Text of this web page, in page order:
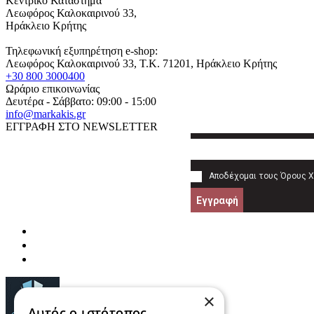
Λεωφόρος Καλοκαιρινού 33,
Ηράκλειο Κρήτης
Τηλεφωνική εξυπηρέτηση e-shop:
Λεωφόρος Καλοκαιρινού 33, T.K. 71201, Ηράκλειο Κρήτης
+30 800 3000400
Ωράριο επικοινωνίας
Δευτέρα - Σάββατο: 09:00 - 15:00
info@markakis.gr
ΕΓΓΡΑΦΗ ΣΤΟ NEWSLETTER
Αποδέχομαι τους Όρους
Εγγραφή
×